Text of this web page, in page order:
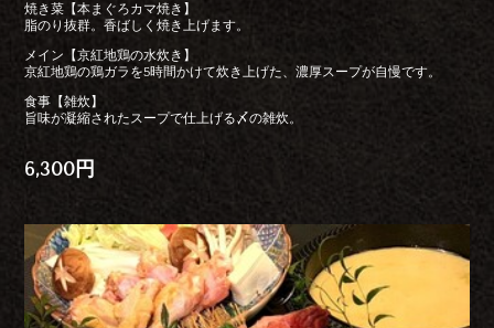
焼き菜【本まぐろカマ焼き】
脂のり抜群。香ばしく焼き上げます。
メイン【京紅地鶏の水炊き】
京紅地鶏の鶏ガラを5時間かけて炊き上げた、濃厚スープが自慢です。
食事【雑炊】
旨味が凝縮されたスープで仕上げる〆の雑炊。
6,300円